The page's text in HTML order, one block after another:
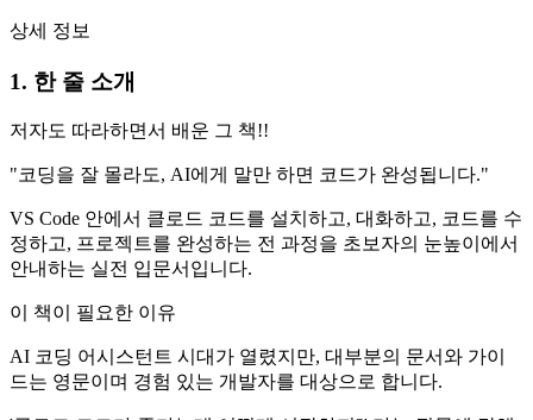
상세 정보
1. 한 줄 소개
저자도 따라하면서 배운 그 책!!
"코딩을 잘 몰라도, AI에게 말만 하면 코드가 완성됩니다."
VS Code 안에서 클로드 코드를 설치하고, 대화하고, 코드를 수
정하고, 프로젝트를 완성하는 전 과정을 초보자의 눈높이에서
안내하는 실전 입문서입니다.
이 책이 필요한 이유
AI 코딩 어시스턴트 시대가 열렸지만, 대부분의 문서와 가이
드는 영문이며 경험 있는 개발자를 대상으로 합니다.